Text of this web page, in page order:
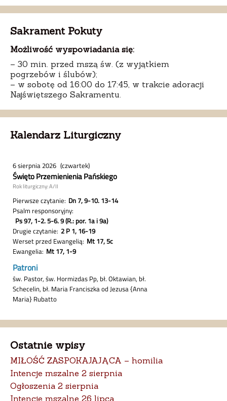
Sakrament Pokuty
Możliwość wyspowiadania się:
– 30 min. przed mszą św. (z wyjątkiem
pogrzebów i ślubów);
– w sobotę od 16:00 do 17:45, w trakcie adoracji
Najświętszego Sakramentu.
Kalendarz Liturgiczny
Ostatnie wpisy
MIŁOŚĆ ZASPOKAJAJĄCA – homilia
Intencje mszalne 2 sierpnia
Ogłoszenia 2 sierpnia
Intencje mszalne 26 lipca